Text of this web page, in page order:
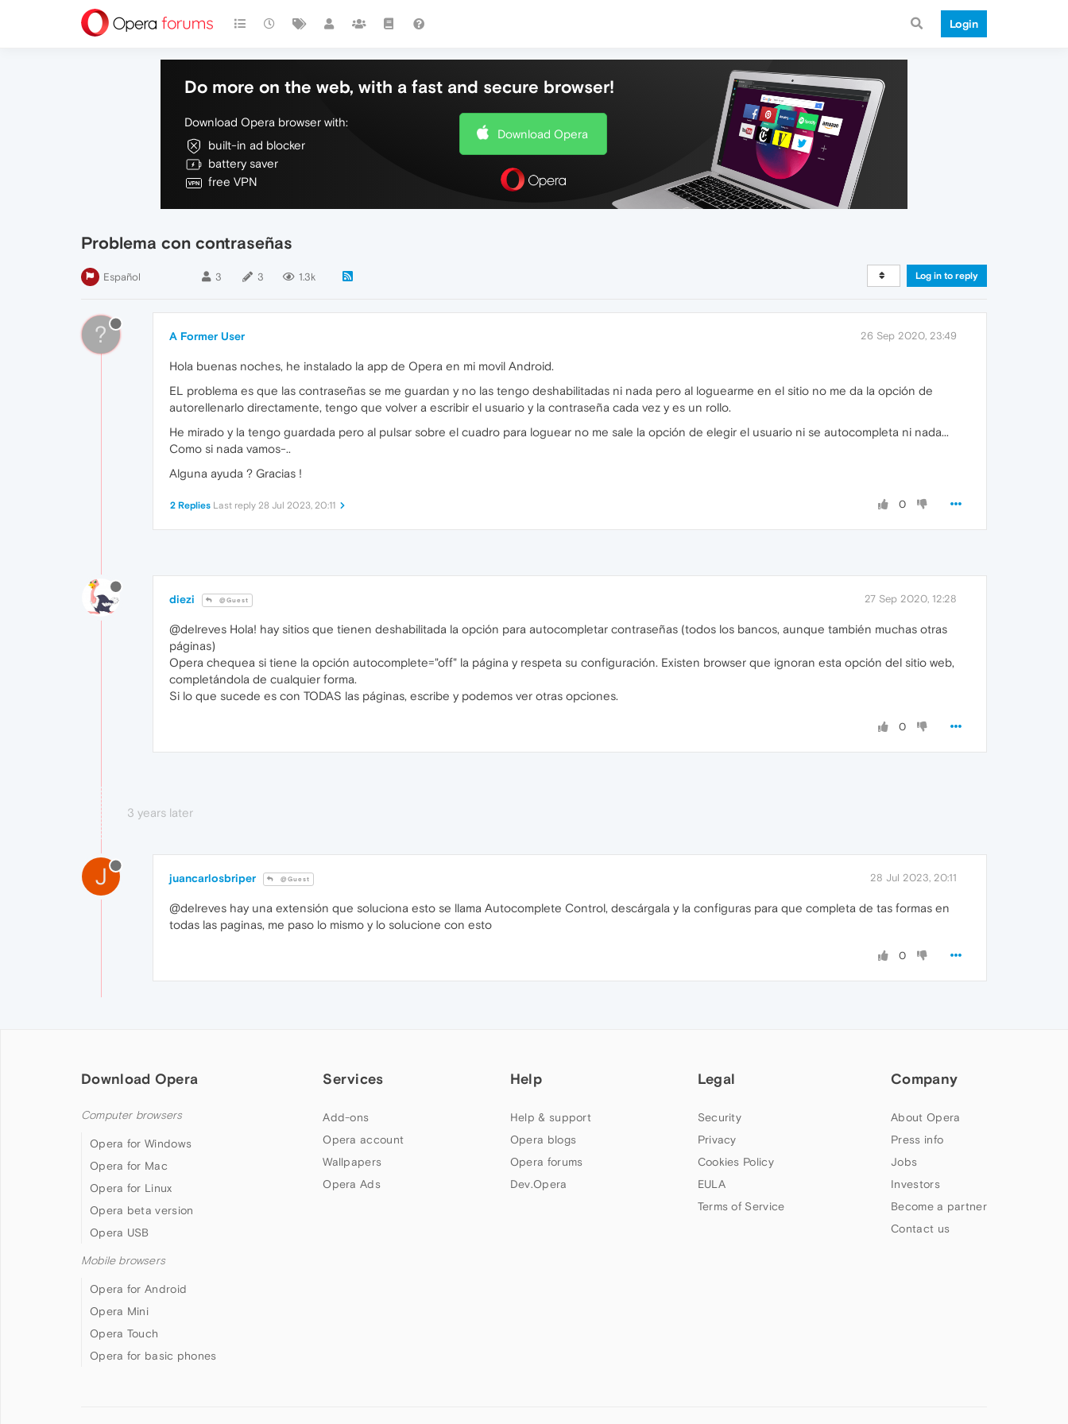
Login
Do more on the web, with a fast and secure browser!
Download Opera browser with:
built-in ad blocker
battery saver
free VPN
Download Opera
Problema con contraseñas
Español 3 3 1.3k Log in to reply
? A Former User 26 Sep 2020, 23:49
Hola buenas noches, he instalado la app de Opera en mi movil Android.
EL problema es que las contraseñas se me guardan y no las tengo deshabilitadas ni nada pero al loguearme en el sitio no me da la opción de
autorellenarlo directamente, tengo que volver a escribir el usuario y la contraseña cada vez y es un rollo.
He mirado y la tengo guardada pero al pulsar sobre el cuadro para loguear no me sale la opción de elegir el usuario ni se autocompleta ni nada...
Como si nada vamos-..
Alguna ayuda ? Gracias !
0
2 Replies Last reply 28 Jul 2023, 20:11
diezi @Guest 27 Sep 2020, 12:28
@delreves Hola! hay sitios que tienen deshabilitada la opción para autocompletar contraseñas (todos los bancos, aunque también muchas otras
páginas)
Opera chequea si tiene la opción autocomplete="off" la página y respeta su configuración. Existen browser que ignoran esta opción del sitio web,
completándola de cualquier forma.
Si lo que sucede es con TODAS las páginas, escribe y podemos ver otras opciones.
0
3 years later
J juancarlosbriper @Guest 28 Jul 2023, 20:11
@delreves hay una extensión que soluciona esto se llama Autocomplete Control, descárgala y la configuras para que completa de tas formas en
todas las paginas, me paso lo mismo y lo solucione con esto
0
Download Opera
Computer browsers
Opera for Windows
Opera for Mac
Opera for Linux
Opera beta version
Opera USB
Mobile browsers
Opera for Android
Opera Mini
Opera Touch
Opera for basic phones
Services
Add-ons
Opera account
Wallpapers
Opera Ads
Help
Help & support
Opera blogs
Opera forums
Dev.Opera
Legal
Security
Privacy
Cookies Policy
EULA
Terms of Service
Company
About Opera
Press info
Jobs
Investors
Become a partner
Contact us